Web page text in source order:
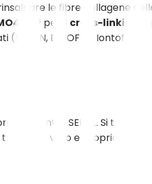
le fibre collagene
per il cross-linking a
ON, EPI OFF e Iontoforesi).
del Centro SEKAL. Si tratta
vero e proprio di